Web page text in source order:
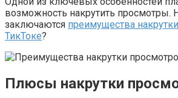
возможность накрутить просмотры.
заключаются преимущества
ТикТоке?
Плюсы накрутки